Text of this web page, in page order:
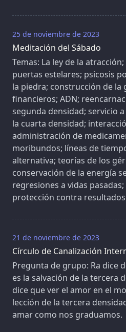
25 de noviembre de 2023
Meditación del Sábado
Temas: La ley de la
puertas estelares; psicosis
la piedra; construcción de la
financieros; ADN;
segunda densidad; servicio
la cuarta densidad;
administración de
moribundos; líneas de
alternativa; teorías de los
conservación de la energía
regresiones a vidas
protección contra
21 de noviembre de 2023
Círculo de Canalización
Pregunta de grupo: Ra dice
es la salvación de la tercera
dice que ver el amor en el
lección de la tercera
amar como nos graduamos.